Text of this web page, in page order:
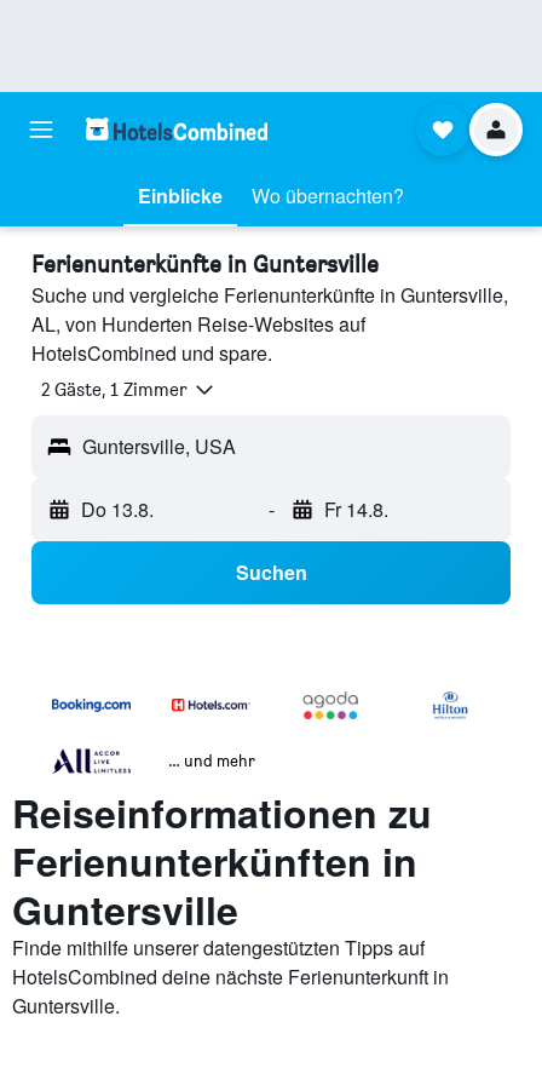
Einblicke Wo übernachten?
Ferienunterkünfte in Guntersville
Suche und vergleiche Ferienunterkünfte in Guntersville,
AL, von Hunderten Reise-Websites auf
HotelsCombined und spare.
2 Gäste, 1 Zimmer
Guntersville, USA
Do 13.8. - Fr 14.8.
Suchen
… und mehr
Reiseinformationen zu
Ferienunterkünften in
Guntersville
Finde mithilfe unserer datengestützten Tipps auf
HotelsCombined deine nächste Ferienunterkunft in
Guntersville.